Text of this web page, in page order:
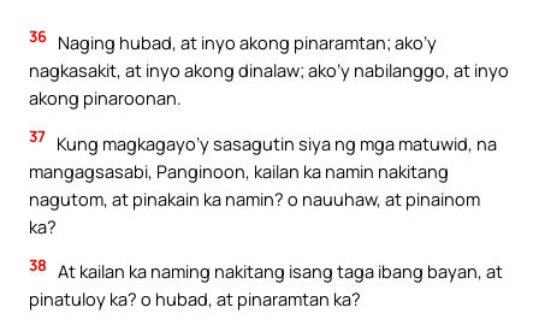
36 Naging hubad, at inyo akong pinaramtan; ako’y
nagkasakit, at inyo akong dinalaw; ako’y nabilanggo, at inyo
akong pinaroonan.
37 Kung magkagayo’y sasagutin siya ng mga matuwid, na
mangagsasabi, Panginoon, kailan ka namin nakitang
nagutom, at pinakain ka namin? o nauuhaw, at pinainom
ka?
38 At kailan ka naming nakitang isang taga ibang bayan, at
pinatuloy ka? o hubad, at pinaramtan ka?